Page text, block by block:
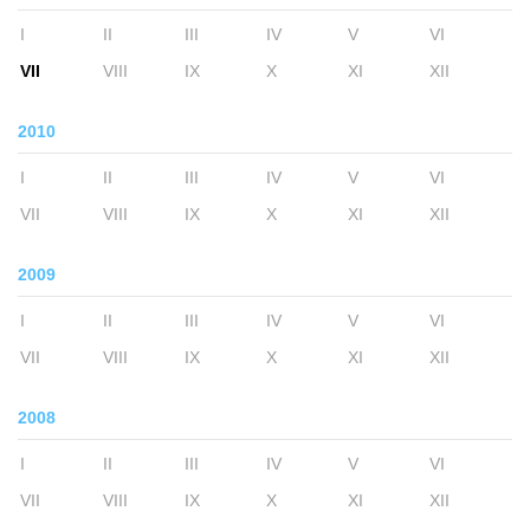
I II III IV V
VI
VII
VIII IX X XI XII
2010
I II III IV V
VI
VII
VIII IX X XI XII
2009
I II III IV V
VI
VII
VIII IX X XI XII
2008
I II III IV V
VI
VII
VIII IX X XI XII